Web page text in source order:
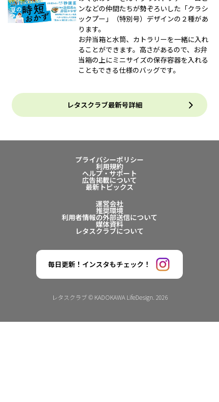
ンなどの仲間たちが勢ぞろいした「クラシ
ックプー」（特別号）デザインの２種があ
ります。
お弁当箱と水筒、カトラリーを一緒に入れ
ることができます。高さがあるので、お弁
当箱の上にミニサイズの保存容器を入れる
こともできる仕様のバッグです。
レタスクラブ最新号詳細
プライバシーポリシー
利用規約
ヘルプ・サポート
広告掲載について
最新トピックス
運営会社
推奨環境
利用者情報の外部送信について
媒体資料
レタスクラブについて
毎日更新！インスタもチェック！
レタスクラブ © KADOKAWA LifeDesign. 2026